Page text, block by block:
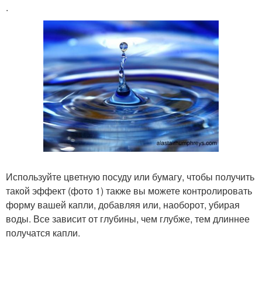
.
Используйте цветную посуду или бумагу, чтобы получить
такой эффект (фото 1) также вы можете контролировать
форму вашей капли, добавляя или, наоборот, убирая
воды. Все зависит от глубины, чем глубже, тем длиннее
получатся капли.